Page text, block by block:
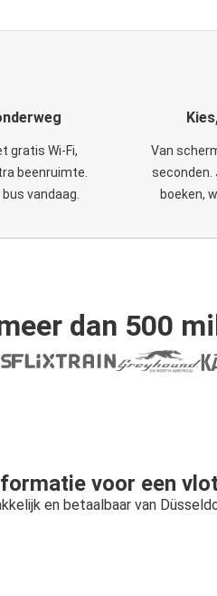
gratis Wi-Fi,
beenruimte.
vandaag.
Van
seconden.
boeken,
dan 500
voor een
en betaalbaar van